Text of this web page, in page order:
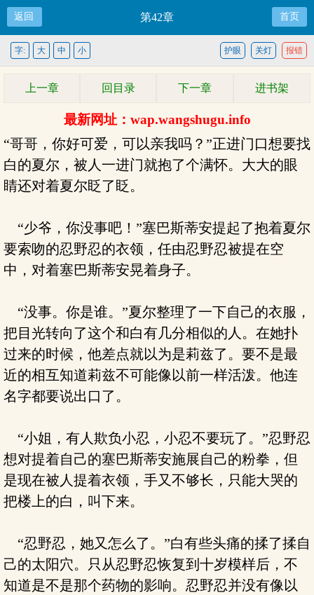
返回 第42章 首页
报错
关灯
护眼
字: 大 中 小
上一章 回目录 下一章 进书架
最新网址：wap.wangshugu.info
“哥哥，你好可爱，可以亲我吗？”正进门口想要找
白的夏尔，被人一进门就抱了个满怀。大大的眼
睛还对着夏尔眨了眨。
“少爷，你没事吧！”塞巴斯蒂安提起了抱着夏尔
要索吻的忍野忍的衣领，任由忍野忍被提在空
中，对着塞巴斯蒂安晃着身子。
“没事。你是谁。”夏尔整理了一下自己的衣服，
把目光转向了这个和白有几分相似的人。在她扑
过来的时候，他差点就以为是莉兹了。要不是最
近的相互知道莉兹不可能像以前一样活泼。他连
名字都要说出口了。
“小姐，有人欺负小忍，小忍不要玩了。”忍野忍
想对提着自己的塞巴斯蒂安施展自己的粉拳，但
是现在被人提着衣领，手又不够长，只能大哭的
把楼上的白，叫下来。
“忍野忍，她又怎么了。”白有些头痛的揉了揉自
己的太阳穴。只从忍野忍恢复到十岁模样后，不
知道是不是那个药物的影响。忍野忍并没有像以